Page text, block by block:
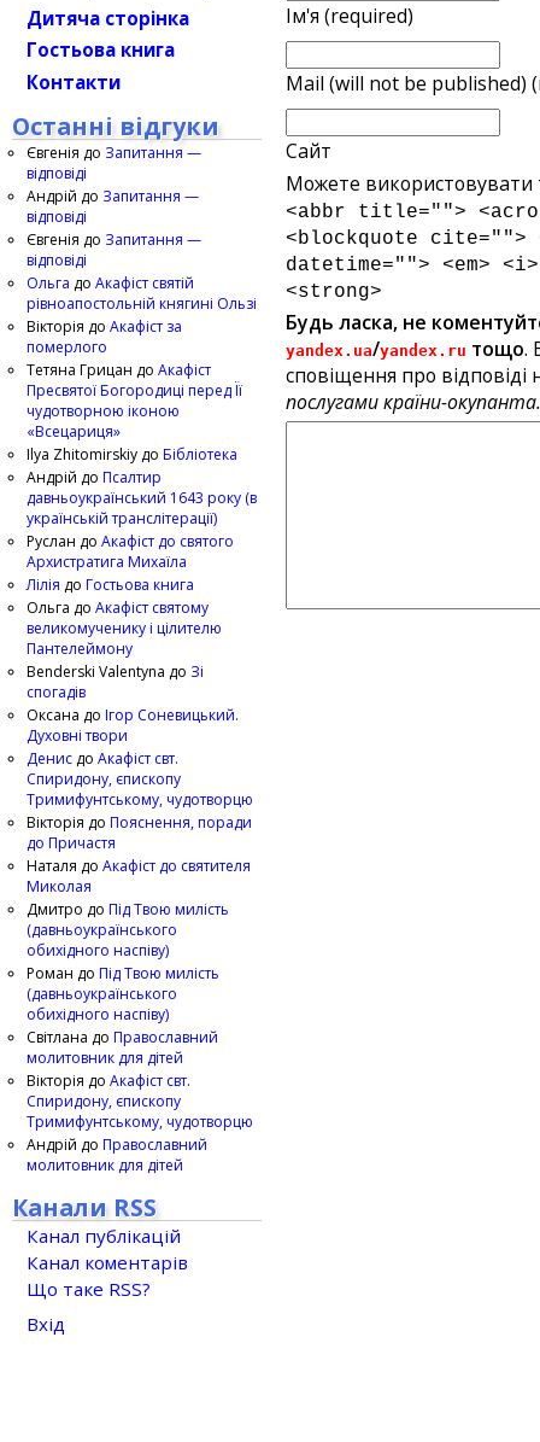
Ім'я (required)
Mail (will not be published)
Сайт
Можете використовувати
<abbr title="">
<blockquote cite="">
datetime=""> <em>
<strong>
Будь ласка, не
yandex.ua/yandex.ru тощо.
сповіщення про відповіді
послугами країни-
Дитяча сторінка
Гостьова книга
Контакти
Останні відгуки
Євгенія до Запитання —
відповіді
Андрій до Запитання —
відповіді
Євгенія до Запитання —
відповіді
Ольга до Акафіст святій
рівноапостольній княгині Ользі
Вікторія до Акафіст за
померлого
Тетяна Грицан до Акафіст
Пресвятої Богородиці перед Її
чудотворною іконою
«Всецариця»
Ilya Zhitomirskiy до Бібліотека
Андрій до Псалтир
давньоукраїнський 1643 року (в
українській транслітерації)
Руслан до Акафіст до святого
Архистратига Михаїла
Лілія до Гостьова книга
Ольга до Акафіст святому
великомученику і цілителю
Пантелеймону
Benderski Valentyna до Зі
спогадів
Оксана до Ігор Соневицький.
Духовні твори
Денис до Акафіст свт.
Спиридону, єпископу
Тримифунтському, чудотворцю
Вікторія до Пояснення, поради
до Причастя
Наталя до Акафіст до святителя
Миколая
Дмитро до Під Твою милість
(давньоукраїнського
обихідного наспіву)
Роман до Під Твою милість
(давньоукраїнського
обихідного наспіву)
Світлана до Православний
молитовник для дітей
Вікторія до Акафіст свт.
Спиридону, єпископу
Тримифунтському, чудотворцю
Андрій до Православний
молитовник для дітей
Канали RSS
Канал публікацій
Канал коментарів
Що таке RSS?
Вхід